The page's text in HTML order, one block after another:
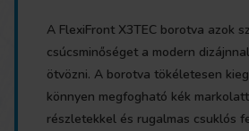
A FlexiFront X3TEC borotva azok
csúcsminőséget a modern
ötvözni. A borotva tökéletesen
könnyen megfogható kék
részletekkel és rugalmas csuklós